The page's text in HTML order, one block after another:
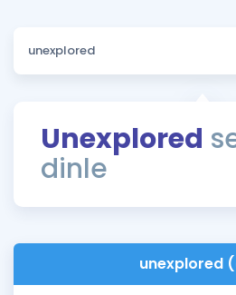
Puan Hesaplama
ÖSYM Sınav Takvimi
Kampanyalar
İngilizce Gramer
Unexplored
dinle
unexplored